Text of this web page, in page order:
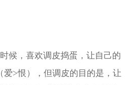
候，喜欢调皮捣蛋，让自己的
爱>恨），但调皮的目的是，让